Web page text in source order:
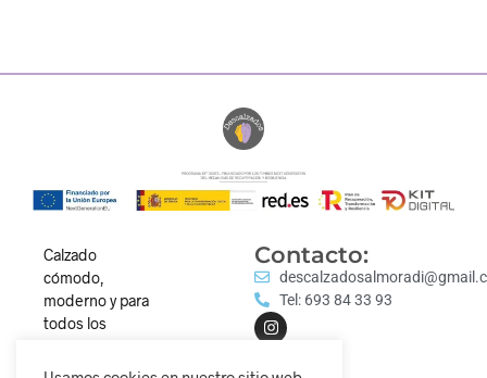
Calzado
cómodo,
moderno y para
todos los
Descubre
Contacto:
Tel: 693 84 33 93